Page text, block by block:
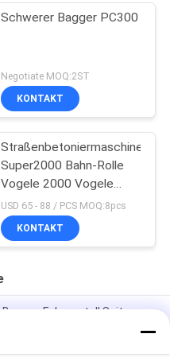
Schwerer Bagger PC300
Negotiate MOQ:2ST
KONTAKT
Straßenbetoniermaschinen-
Super2000 Bahn-Rolle
Vogele 2000 Vogele
Pavare Vogele
USD 65 - 88 / PCS MOQ:8pcs
KONTAKT
Fahrgestell Spitzen-
Schwarz-Bagger-